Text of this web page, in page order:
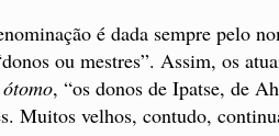
é dada sempre pelo
ou mestres”. Assim, os
, “os donos de Ipatse, de
Muitos velhos, contudo,